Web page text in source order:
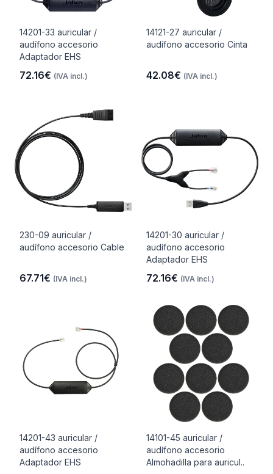
14201-33 auricular /
audífono accesorio
Adaptador EHS
72.16€ (IVA incl.)
14121-27 auricular /
audífono accesorio Cinta
42.08€ (IVA incl.)
230-09 auricular /
audífono accesorio Cable
67.71€ (IVA incl.)
14201-30 auricular /
audífono accesorio
Adaptador EHS
72.16€ (IVA incl.)
14201-43 auricular /
audífono accesorio
Adaptador EHS
14101-45 auricular /
audífono accesorio
Almohadilla para auricul..